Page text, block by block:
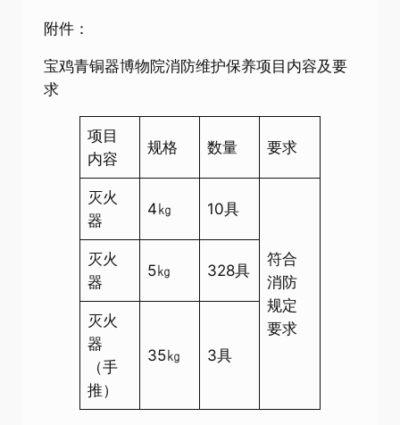
附件：
宝鸡青铜器博物院消防维护保养项目内容及要
求
项目
内容
规格 数量 要求
灭火
器
4㎏ 10具
符合
消防
规定
要求
灭火
器
5㎏ 328具
灭火
器
（手
推）
35㎏ 3具